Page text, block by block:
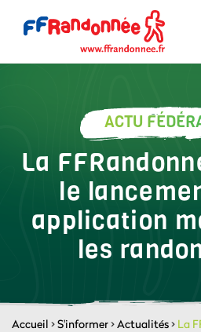
ACTU
La
le
application
les
Accueil >S'informer>Actualités> La